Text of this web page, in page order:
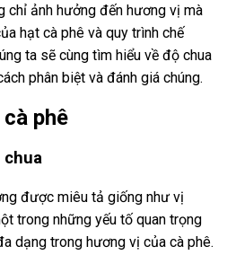
chỉ ảnh hưởng đến hương vị mà
hạt cà phê và quy trình chế
ta sẽ cùng tìm hiểu về độ chua
phân biệt và đánh giá chúng.
phê
chua
được miêu tả giống như vị
trong những yếu tố quan trọng
dạng trong hương vị của cà phê.